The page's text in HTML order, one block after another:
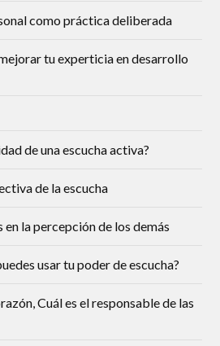
como práctica deliberada
tu experticia en desarrollo
de una escucha activa?
de la escucha
la percepción de los demás
usar tu poder de escucha?
Cuál es el responsable de las